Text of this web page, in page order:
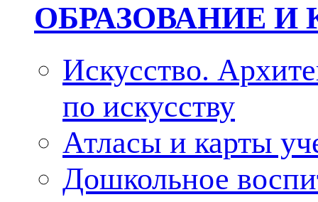
ОБРАЗОВАНИЕ И
Искусство.
по искусству
Атласы и карты
Дошкольное